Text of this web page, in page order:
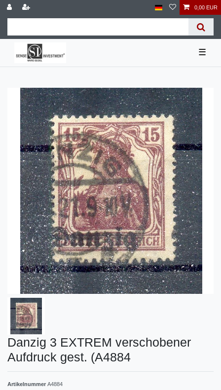
0,00 EUR
☰
Danzig 3 EXTREM verschobener
Aufdruck gest. (A4884
Artikelnummer A4884